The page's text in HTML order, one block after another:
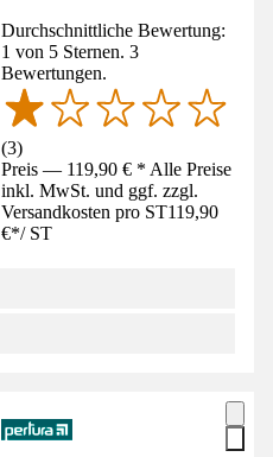
Durchschnittliche Bewertung:
1 von 5 Sternen. 3
Bewertungen.
(3)
Preis — 119,90 € * Alle Preise
inkl. MwSt. und ggf. zzgl.
Versandkosten pro ST119,90
€*/ ST